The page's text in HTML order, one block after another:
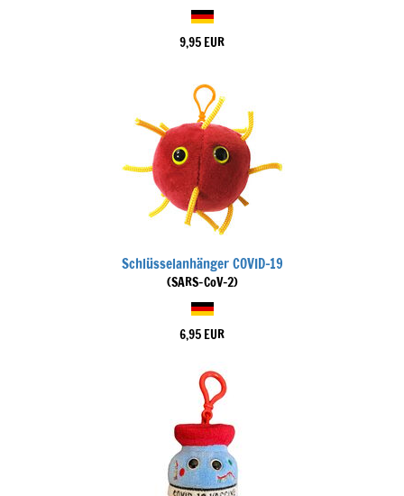
9,95 EUR
Schlüsselanhänger COVID-19
(SARS-CoV-2)
6,95 EUR